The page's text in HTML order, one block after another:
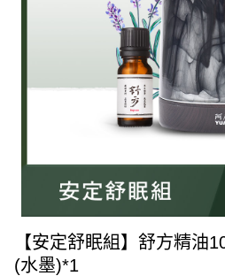
【安定舒眠組】舒方精油
(水墨)*1